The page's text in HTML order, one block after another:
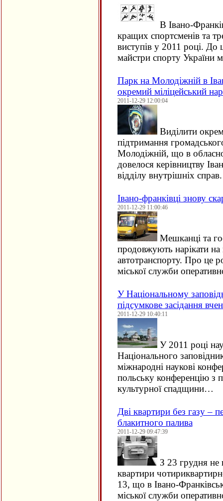
В Івано-
кращих спортсменів та
виступів у 2011 році. До
майстри спорту України
Парк на Молодіжній в
окремий міліцейський
2011-12-29 12:00:04
Виділити
підтримання
Молодіжній, що в
довелося керівництву
відділу внутрішніх справ.
Івано-франківці знову
2011-12-29 11:00:46
Мешканці та
продовжують нарікати на
автотранспорту. Про це
міської служби
У Національному
підсумкове засідання
2011-12-29 10:40:11
У 2011 році
Національного
міжнародні наукові
польську конференцію з
культурної спадщини…
Дві квартири без газу –
блакитного палива
2011-12-29 09:47:39
З 23 грудня не
квартири
13, що в Івано-
міської служби